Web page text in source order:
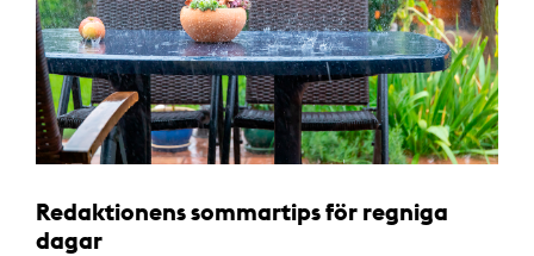
Redaktionens sommartips för regniga
dagar